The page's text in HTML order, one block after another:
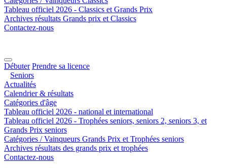
Tableau officiel 2026 - Classics et Grands Prix
Archives résultats Grands prix et Classics
Contactez-nous
Débuter Prendre sa licence
Seniors
Actualités
Calendrier & résultats
Catégories d'âge
Tableau officiel 2026 - national et international
Tableau officiel 2026 - Trophées seniors, seniors 2, seniors 3, et
Grands Prix seniors
Catégories / Vainqueurs Grands Prix et Trophées seniors
Archives résultats des grands prix et trophées
Contactez-nous